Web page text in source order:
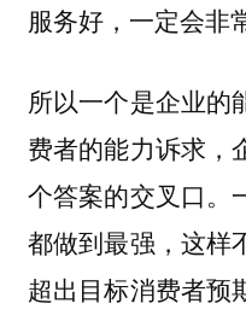
服务好，一定会非
所以一个是企业的
费者的能力诉求，
个答案的交叉口。
都做到最强，这样
超出目标消费者预